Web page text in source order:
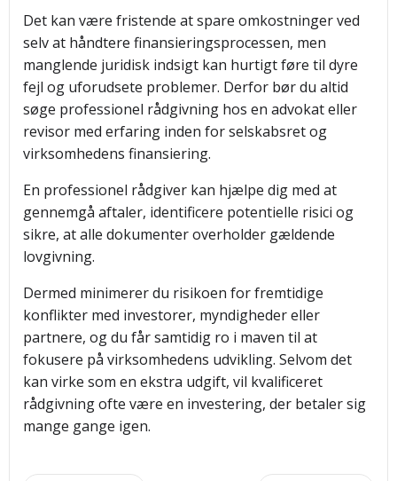
Det kan være fristende at spare omkostninger ved
selv at håndtere finansieringsprocessen, men
manglende juridisk indsigt kan hurtigt føre til dyre
fejl og uforudsete problemer. Derfor bør du altid
søge professionel rådgivning hos en advokat eller
revisor med erfaring inden for selskabsret og
virksomhedens finansiering.
En professionel rådgiver kan hjælpe dig med at
gennemgå aftaler, identificere potentielle risici og
sikre, at alle dokumenter overholder gældende
lovgivning.
Dermed minimerer du risikoen for fremtidige
konflikter med investorer, myndigheder eller
partnere, og du får samtidig ro i maven til at
fokusere på virksomhedens udvikling. Selvom det
kan virke som en ekstra udgift, vil kvalificeret
rådgivning ofte være en investering, der betaler sig
mange gange igen.